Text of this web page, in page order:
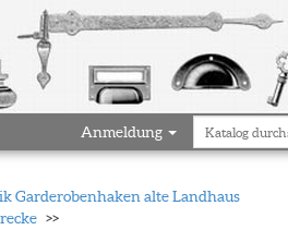
Anmeldung
Garderobenhaken alte Landhaus